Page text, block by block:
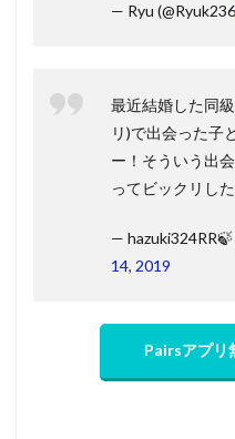
— Ryu
最近結婚した同
リ)で出会った子
ー！そういう出
ってビックリし
—
14, 2019
Pairsアプリ